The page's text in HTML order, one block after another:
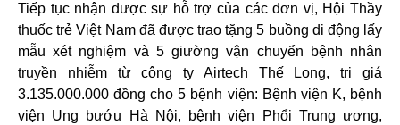
Tiếp tục nhận được sự hỗ trợ của các đơn vị, Hội Thầy
thuốc trẻ Việt Nam đã được trao tặng 5 buồng di động lấy
mẫu xét nghiệm và 5 giường vận chuyển bệnh nhân
truyền nhiễm từ công ty Airtech Thế Long, trị giá
3.135.000.000 đồng cho 5 bệnh viện: Bệnh viện K, bệnh
viện Ung bướu Hà Nội, bệnh viện Phổi Trung ương,